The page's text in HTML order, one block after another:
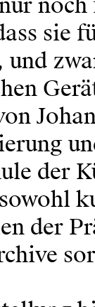
sie
und
der
der